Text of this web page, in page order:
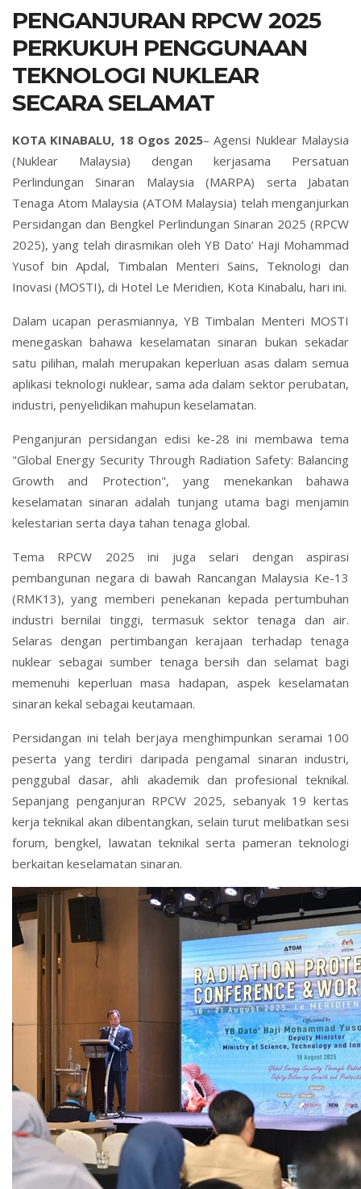
PENGANJURAN RPCW 2025
PERKUKUH PENGGUNAAN
TEKNOLOGI NUKLEAR
SECARA SELAMAT
KOTA KINABALU, 18 Ogos 2025– Agensi Nuklear Malaysia
(Nuklear Malaysia) dengan kerjasama Persatuan
Perlindungan Sinaran Malaysia (MARPA) serta Jabatan
Tenaga Atom Malaysia (ATOM Malaysia) telah menganjurkan
Persidangan dan Bengkel Perlindungan Sinaran 2025 (RPCW
2025), yang telah dirasmikan oleh YB Dato’ Haji Mohammad
Yusof bin Apdal, Timbalan Menteri Sains, Teknologi dan
Inovasi (MOSTI), di Hotel Le Meridien, Kota Kinabalu, hari ini.
Dalam ucapan perasmiannya, YB Timbalan Menteri MOSTI
menegaskan bahawa keselamatan sinaran bukan sekadar
satu pilihan, malah merupakan keperluan asas dalam semua
aplikasi teknologi nuklear, sama ada dalam sektor perubatan,
industri, penyelidikan mahupun keselamatan.
Penganjuran persidangan edisi ke-28 ini membawa tema
"Global Energy Security Through Radiation Safety: Balancing
Growth and Protection", yang menekankan bahawa
keselamatan sinaran adalah tunjang utama bagi menjamin
kelestarian serta daya tahan tenaga global.
Tema RPCW 2025 ini juga selari dengan aspirasi
pembangunan negara di bawah Rancangan Malaysia Ke-13
(RMK13), yang memberi penekanan kepada pertumbuhan
industri bernilai tinggi, termasuk sektor tenaga dan air.
Selaras dengan pertimbangan kerajaan terhadap tenaga
nuklear sebagai sumber tenaga bersih dan selamat bagi
memenuhi keperluan masa hadapan, aspek keselamatan
sinaran kekal sebagai keutamaan.
Persidangan ini telah berjaya menghimpunkan seramai 100
peserta yang terdiri daripada pengamal sinaran industri,
penggubal dasar, ahli akademik dan profesional teknikal.
Sepanjang penganjuran RPCW 2025, sebanyak 19 kertas
kerja teknikal akan dibentangkan, selain turut melibatkan sesi
forum, bengkel, lawatan teknikal serta pameran teknologi
berkaitan keselamatan sinaran.